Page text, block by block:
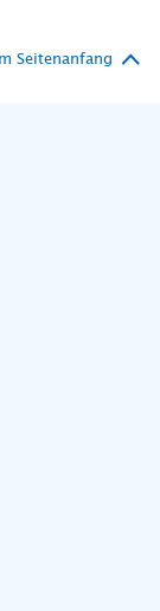
Seitenanfang